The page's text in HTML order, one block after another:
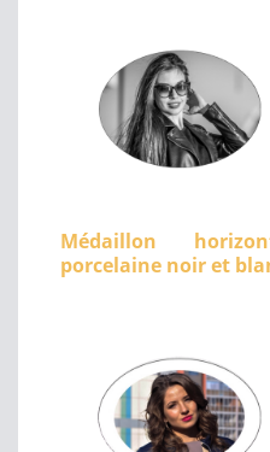
Médaillon
porcelaine noir et